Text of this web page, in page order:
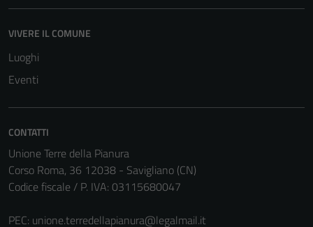
VIVERE IL COMUNE
Luoghi
Eventi
CONTATTI
Unione Terre della Pianura
Corso Roma, 36 12038 - Savigliano (CN)
Codice fiscale / P. IVA: 03115680047
PEC: unione.terredellapianura@legalmail.it
personali.
Terze parti